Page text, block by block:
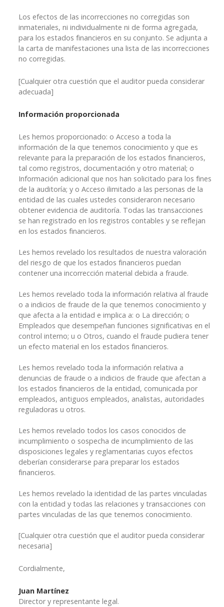
Los efectos de las incorrecciones no corregidas son
inmateriales, ni individualmente ni de forma agregada,
para los estados financieros en su conjunto. Se adjunta a
la carta de manifestaciones una lista de las incorrecciones
no corregidas.
[Cualquier otra cuestión que el auditor pueda considerar
adecuada]
Información proporcionada
Les hemos proporcionado: o Acceso a toda la
información de la que tenemos conocimiento y que es
relevante para la preparación de los estados financieros,
tal como registros, documentación y otro material; o
Información adicional que nos han solicitado para los fines
de la auditoría; y o Acceso ilimitado a las personas de la
entidad de las cuales ustedes consideraron necesario
obtener evidencia de auditoría. Todas las transacciones
se han registrado en los registros contables y se reflejan
en los estados financieros.
Les hemos revelado los resultados de nuestra valoración
del riesgo de que los estados financieros puedan
contener una incorrección material debida a fraude.
Les hemos revelado toda la información relativa al fraude
o a indicios de fraude de la que tenemos conocimiento y
que afecta a la entidad e implica a: o La dirección; o
Empleados que desempeñan funciones significativas en el
control interno; u o Otros, cuando el fraude pudiera tener
un efecto material en los estados financieros.
Les hemos revelado toda la información relativa a
denuncias de fraude o a indicios de fraude que afectan a
los estados financieros de la entidad, comunicada por
empleados, antiguos empleados, analistas, autoridades
reguladoras u otros.
Les hemos revelado todos los casos conocidos de
incumplimiento o sospecha de incumplimiento de las
disposiciones legales y reglamentarias cuyos efectos
deberían considerarse para preparar los estados
financieros.
Les hemos revelado la identidad de las partes vinculadas
con la entidad y todas las relaciones y transacciones con
partes vinculadas de las que tenemos conocimiento.
[Cualquier otra cuestión que el auditor pueda considerar
necesaria]
Cordialmente,
Juan Martínez
Director y representante legal.